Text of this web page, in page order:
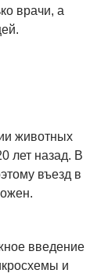
врачи, а
животных
лет назад. В
въезд в
введение
и